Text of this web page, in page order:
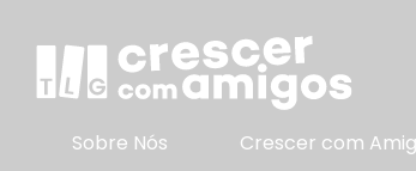
Sobre Nós Crescer com